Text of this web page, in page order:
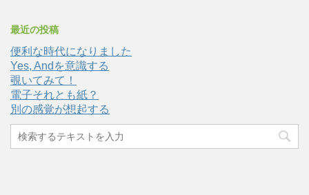
最近の投稿
便利な時代になりました
Yes, Andを意識する
覗いてみて！
電子それとも紙？
別の感覚が想起する